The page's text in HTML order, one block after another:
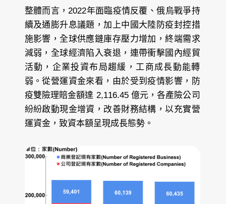
整體而言，2022年面臨疫情反覆、俄烏戰爭持
續及通膨升息議題，加上中國大陸防疫封控措
施影響，全球供應鏈庫存壓力增加，終端需求
減弱，全球經濟陷入衰退，連帶衝擊國內經貿
活動，企業投資布局趨緩，工商成長動能轉
弱。從營運資金來看，由於受到疫情影響，防
疫雙險理賠金額達 2,116.45 億元，各產險公司
紛紛啟動現金增資，改善財務結構，以充實營
運資金，致資本額呈現成長態勢。